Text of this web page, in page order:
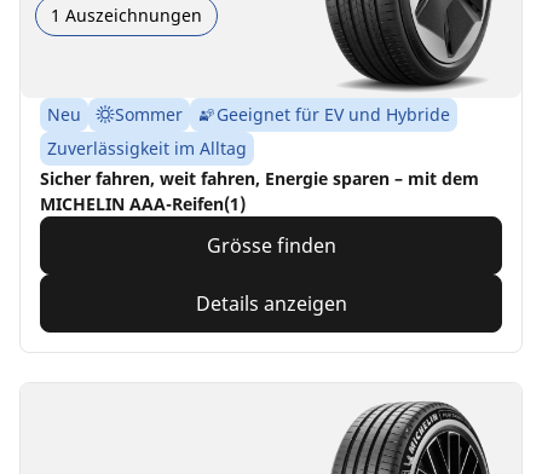
1 Auszeichnungen
Neu Sommer
Geeignet für EV und Hybride
Zuverlässigkeit im Alltag
Sicher fahren, weit fahren, Energie sparen – mit dem
MICHELIN AAA-Reifen(1)
Grösse finden
Details anzeigen